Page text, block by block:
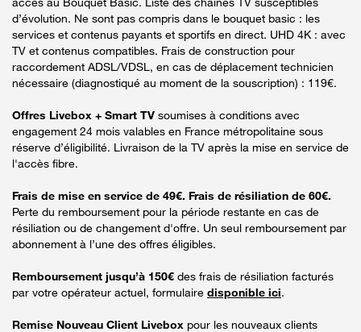
d’évolution. Ne sont pas compris dans le bouquet basic : les
services et contenus payants et sportifs en direct. UHD 4K : avec
TV et contenus compatibles. Frais de construction pour
raccordement ADSL/VDSL, en cas de déplacement technicien
nécessaire (diagnostiqué au moment de la souscription) : 119€.
Offres Livebox + Smart TV soumises à conditions avec
engagement 24 mois valables en France métropolitaine sous
réserve d’éligibilité. Livraison de la TV après la mise en service de
l'accès fibre.
Frais de mise en service de 49€. Frais de résiliation de 60€.
Perte du remboursement pour la période restante en cas de
résiliation ou de changement d'offre. Un seul remboursement par
abonnement à l’une des offres éligibles.
Remboursement jusqu’à 150€ des frais de résiliation facturés
par votre opérateur actuel, formulaire disponible ici.
Remise Nouveau Client Livebox pour les nouveaux clients